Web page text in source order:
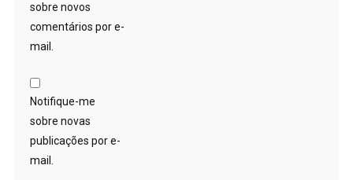
sobre novos
comentários por e-
mail.
Notifique-me
sobre novas
publicações por e-
mail.